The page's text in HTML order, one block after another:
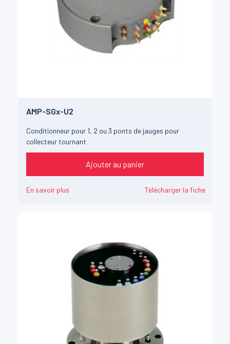
AMP-SGx-U2
Conditionneur pour 1, 2 ou 3 ponts de jauges pour
collecteur tournant
Ajouter au panier
En savoir plus Télécharger la fiche